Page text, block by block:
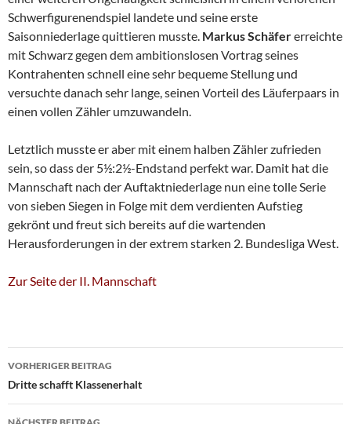
Schwerfigurenendspiel landete und seine erste
Saisonniederlage quittieren musste. Markus Schäfererreichte
mit Schwarz gegen dem ambitionslosen Vortrag seines
Kontrahenten schnell eine sehr bequeme Stellung und
versuchte danach sehr lange, seinen Vorteil des Läuferpaars in
einen vollen Zähler umzuwandeln.
Letztlich musste er aber mit einem halben Zähler zufrieden
sein, so dass der 5½:2½-Endstand perfekt war. Damit hat die
Mannschaft nach der Auftaktniederlage nun eine tolle Serie
von sieben Siegen in Folge mit dem verdienten Aufstieg
gekrönt und freut sich bereits auf die wartenden
Herausforderungen in der extrem starken 2. Bundesliga West.
Zur Seite der II. Mannschaft
Beitragsnavigation
VORHERIGER BEITRAG
Dritte schafft Klassenerhalt